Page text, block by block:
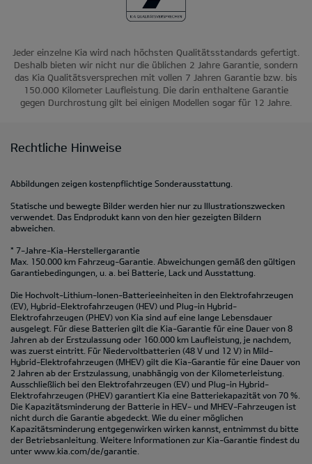
Jeder einzelne Kia wird nach höchsten Qualitätsstandards gefertigt.
Deshalb bieten wir nicht nur die üblichen 2 Jahre Garantie, sondern
das Kia Qualitätsversprechen mit vollen 7 Jahren Garantie bzw. bis
150.000 Kilometer Laufleistung. Die darin enthaltene Garantie
gegen Durchrostung gilt bei einigen Modellen sogar für 12 Jahre.
Rechtliche Hinweise
Abbildungen zeigen kostenpflichtige Sonderausstattung.
Statische und bewegte Bilder werden hier nur zu Illustrationszwecken
verwendet. Das Endprodukt kann von den hier gezeigten Bildern
abweichen.
* 7-Jahre-Kia-Herstellergarantie
Max. 150.000 km Fahrzeug-Garantie. Abweichungen gemäß den gültigen
Garantiebedingungen, u. a. bei Batterie, Lack und Ausstattung.
Die Hochvolt-Lithium-Ionen-Batterieeinheiten in den Elektrofahrzeugen
(EV), Hybrid-Elektrofahrzeugen (HEV) und Plug-in Hybrid-
Elektrofahrzeugen (PHEV) von Kia sind auf eine lange Lebensdauer
ausgelegt. Für diese Batterien gilt die Kia-Garantie für eine Dauer von 8
Jahren ab der Erstzulassung oder 160.000 km Laufleistung, je nachdem,
was zuerst eintritt. Für Niedervoltbatterien (48 V und 12 V) in Mild-
Hybrid-Elektrofahrzeugen (MHEV) gilt die Kia-Garantie für eine Dauer von
2 Jahren ab der Erstzulassung, unabhängig von der Kilometerleistung.
Ausschließlich bei den Elektrofahrzeugen (EV) und Plug-in Hybrid-
Elektrofahrzeugen (PHEV) garantiert Kia eine Batteriekapazität von 70 %.
Die Kapazitätsminderung der Batterie in HEV- und MHEV-Fahrzeugen ist
nicht durch die Garantie abgedeckt. Wie du einer möglichen
Kapazitätsminderung entgegenwirken wirken kannst, entnimmst du bitte
der Betriebsanleitung. Weitere Informationen zur Kia-Garantie findest du
unter www.kia.com/de/garantie.